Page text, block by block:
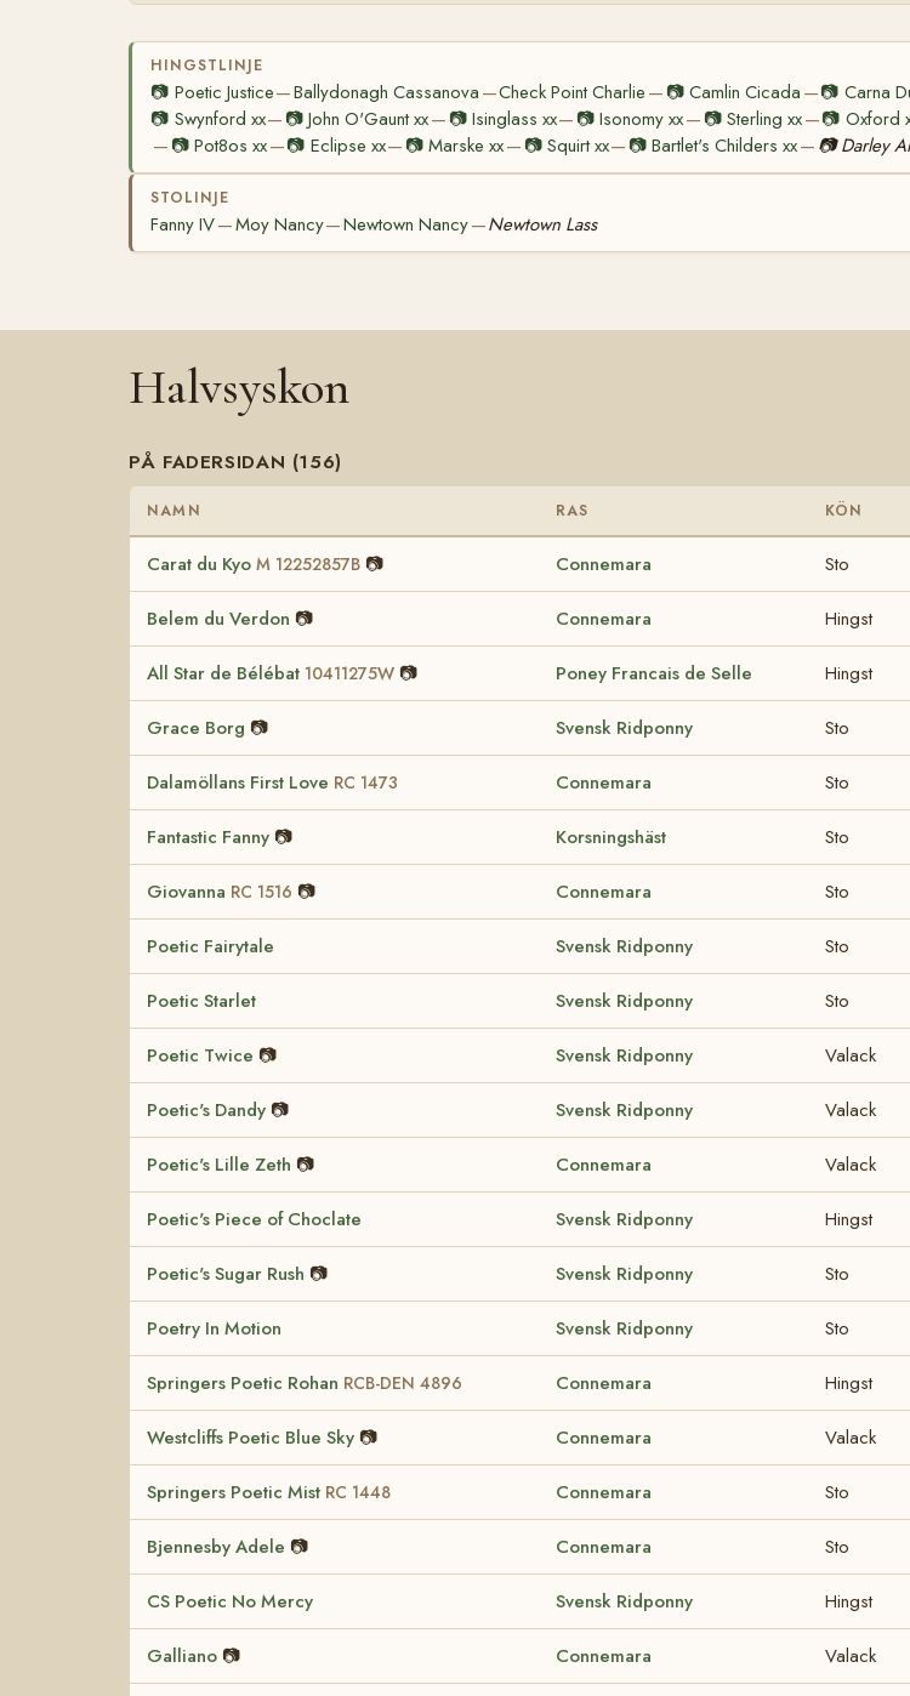
HINGSTLINJE
📷 Poetic Justice—Ballydonagh Cassanova —Check Point Charlie — 📷Camlin Cicada —📷 Carna
📷 Swynford xx— 📷John O'Gaunt xx— 📷 Isinglass xx— 📷 Isonomy xx— 📷Sterling xx—📷 Oxford
— 📷Pot8os xx—📷 Eclipse xx— 📷Marske xx— 📷 Squirt xx— 📷 Bartlet's Childers xx— 📷 Darley
STOLINJE
Fanny IV—Moy Nancy—Newtown Nancy—Newtown Lass
Halvsyskon
PÅ FADERSIDAN (156)
NAMN RAS KÖN
Carat du Kyo M 12252857B 📷 Connemara Sto
Belem du Verdon 📷 Connemara Hingst
All Star de Bélébat 10411275W 📷 Poney Francais de Selle Hingst
Grace Borg 📷 Svensk Ridponny Sto
Dalamöllans First Love RC 1473 Connemara Sto
Fantastic Fanny 📷 Korsningshäst Sto
Giovanna RC 1516 📷 Connemara Sto
Poetic Fairytale Svensk Ridponny Sto
Poetic Starlet Svensk Ridponny Sto
Poetic Twice 📷 Svensk Ridponny Valack
Poetic's Dandy 📷 Svensk Ridponny Valack
Poetic's Lille Zeth 📷 Connemara Valack
Poetic's Piece of Choclate Svensk Ridponny Hingst
Poetic's Sugar Rush 📷 Svensk Ridponny Sto
Poetry In Motion Svensk Ridponny Sto
Springers Poetic Rohan RCB-DEN 4896 Connemara Hingst
Westcliffs Poetic Blue Sky 📷 Connemara Valack
Springers Poetic Mist RC 1448 Connemara Sto
Bjennesby Adele 📷 Connemara Sto
CS Poetic No Mercy Svensk Ridponny Hingst
Galliano 📷 Connemara Valack